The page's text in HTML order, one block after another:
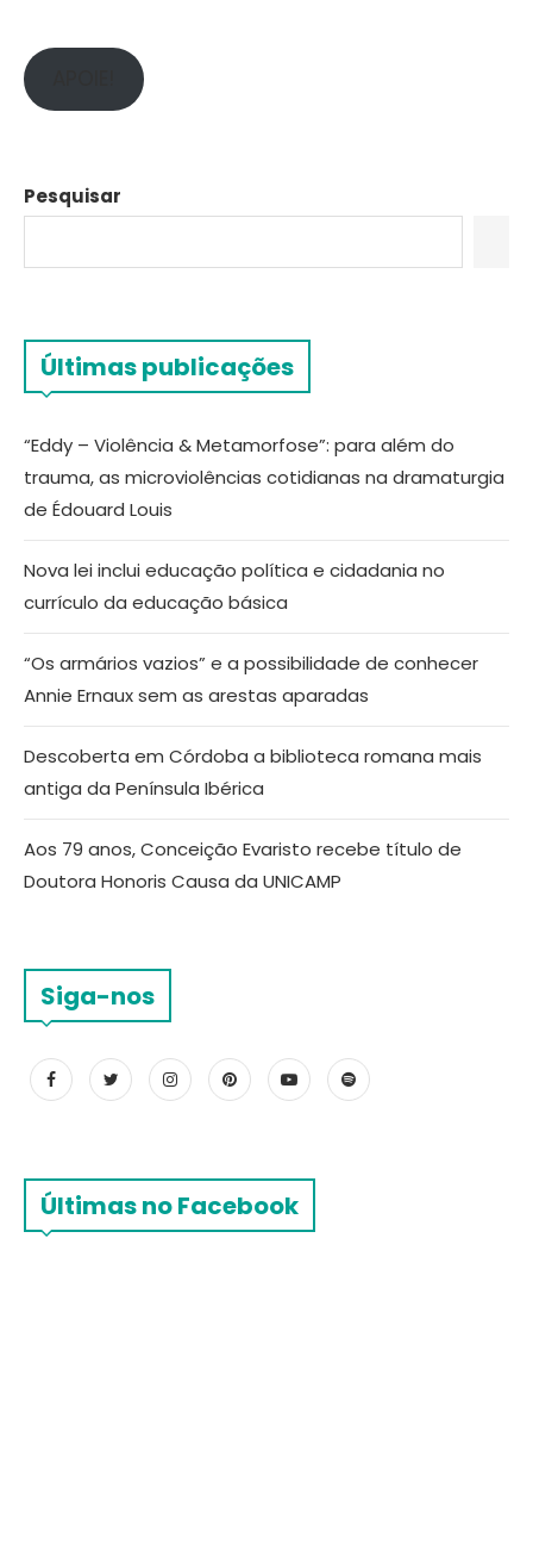
Pesquisar
Últimas publicações
“Eddy – Violência & Metamorfose”: para além do
trauma, as microviolências cotidianas na dramaturgia
de Édouard Louis
Nova lei inclui educação política e cidadania no
currículo da educação básica
“Os armários vazios” e a possibilidade de conhecer
Annie Ernaux sem as arestas aparadas
Descoberta em Córdoba a biblioteca romana mais
antiga da Península Ibérica
Aos 79 anos, Conceição Evaristo recebe título de
Doutora Honoris Causa da UNICAMP
Siga-nos
Últimas no Facebook